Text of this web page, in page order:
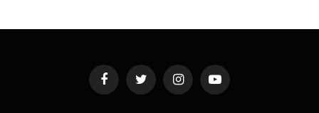
FacebookTwitter InstagramYouTube